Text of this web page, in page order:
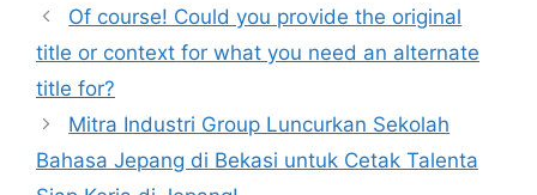
Of course! Could you provide the original
title or context for what you need an alternate
title for?
Mitra Industri Group Luncurkan Sekolah
Bahasa Jepang di Bekasi untuk Cetak Talenta